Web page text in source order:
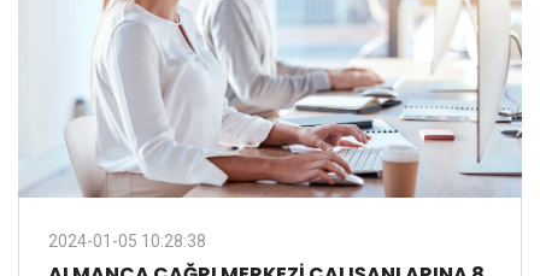
2024-01-05 10:28:38